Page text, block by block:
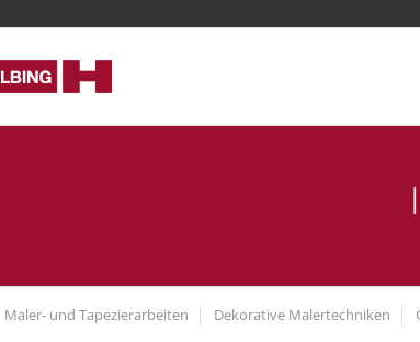
Maler- und Tapezierarbeiten Dekorative Malertechniken